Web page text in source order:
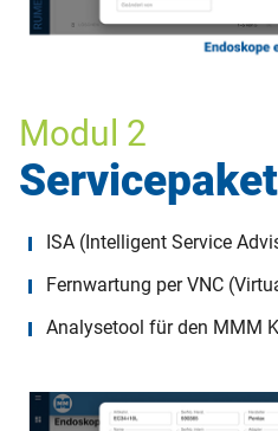
Modul 2
Servicepaket
ISA (Intelligent Service
Fernwartung per VNC
Analysetool für den MMM